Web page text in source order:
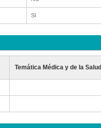
SI
Temática Médica y de la Salud